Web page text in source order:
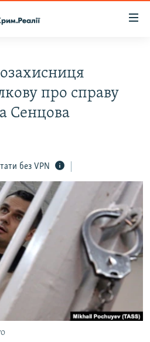
про справу
Сенцова
без VPN